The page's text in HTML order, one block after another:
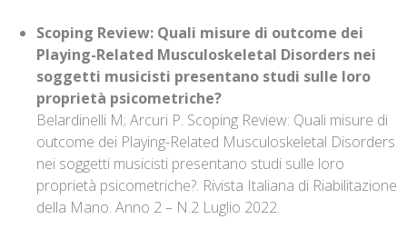
Scoping Review: Quali misure di outcome dei
Playing-Related Musculoskeletal Disorders nei
soggetti musicisti presentano studi sulle loro
proprietà psicometriche?
Belardinelli M; Arcuri P. Scoping Review: Quali misure di
outcome dei Playing-Related Musculoskeletal Disorders
nei soggetti musicisti presentano studi sulle loro
proprietà psicometriche?. Rivista Italiana di Riabilitazione
della Mano. Anno 2 – N.2 Luglio 2022.